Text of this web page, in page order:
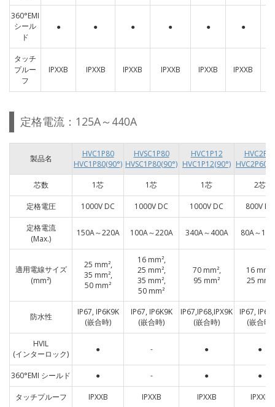
360°EMI
シール
ド
● ● ● ● ● ●
タッチ
プルー
フ
IPXXB IPXXB IPXXB IPXXB IPXXB IPXXB
定格電流：125A～440A
製品名
HVC1P80
HVC1P80(90°)
HVSC1P80
HVSC1P80(90°)
HVC1P12
HVC1P12(90°)
芯数
1芯 1芯 1芯 2芯
定格電圧 1000V DC 1000V DC 1000V DC 800V DC
定格電流
(Max.)
150A～220A 100A～220A 340A～400A 80A～
適用電線サイズ
(mm²)
25 mm²,
35 mm²,
50 mm²
16 mm²,
25 mm²,
35 mm²,
50 mm²
70 mm²,
95 mm²
16 mm²,
25 mm²
防水性
IP67, IP6K9K
(嵌合時)
IP67, IP6K9K
(嵌合時)
IP67,IP68,IPX9K
(嵌合時)
IP67,
(嵌合時)
HVIL
(インターロック)
● - ● ●
360°EMI シールド ● - ● ●
タッチプルーフ IPXXB IPXXB IPXXB IPXXB